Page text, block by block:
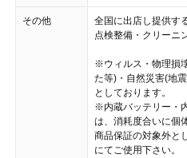
その他
全国に出店し提供す
点検整備・クリーニ
※ウィルス・物理損
た等)・自然災害(地
としております。
※内蔵バッテリー・
は、消耗度合いに個
商品保証の対象外と
にてご使用下さい。